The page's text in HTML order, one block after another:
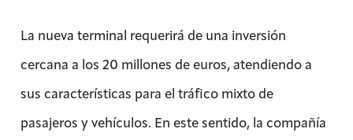
La nueva terminal requerirá de una inversión
cercana a los 20 millones de euros, atendiendo a
sus características para el tráfico mixto de
pasajeros y vehículos. En este sentido, la compañía